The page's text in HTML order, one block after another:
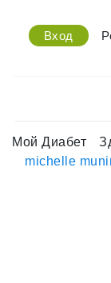
Вход
Мой Диабет
michelle